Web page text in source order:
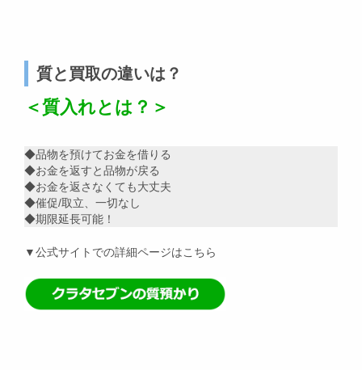
質と買取の違いは？
＜質入れとは？＞
◆品物を預けてお金を借りる
◆お金を返すと品物が戻る
◆お金を返さなくても大丈夫
◆催促/取立、一切なし
◆期限延長可能！
▼公式サイトでの詳細ページはこちら